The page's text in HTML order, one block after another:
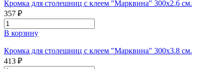
Кромка для столешниц с клеем "Марквина" 300х2.6 см.
357 ₽
В корзину
Кромка для столешниц с клеем "Марквина" 300х3.8 см.
413 ₽